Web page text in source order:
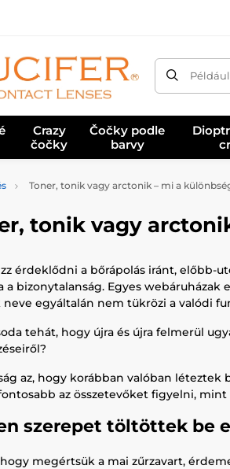
Crazy
čočky
Čočky podle
barvy
Toner, tonik vagy arctonik – mi a
tonik vagy
érdeklődni a bőrápolás iránt, előbb-
a bizonytalanság. Egyes
egyáltalán nem tükrözi a valódi
tehát, hogy újra és újra felmerül
az, hogy korábban valóban
az összetevőket figyelni,
szerepet töltöttek be
megértsük a mai zűrzavart,